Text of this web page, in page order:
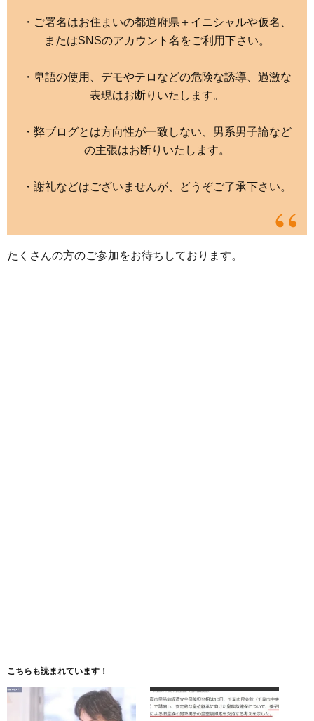
・ご署名はお住まいの都道府県＋イニシャルや仮名、
またはSNSのアカウント名をご利用下さい。
・卑語の使用、デモやテロなどの危険な誘導、過激な
表現はお断りいたします。
・弊ブログとは方向性が一致しない、男系男子論など
の主張はお断りいたします。
・謝礼などはございませんが、どうぞご了承下さい。
たくさんの方のご参加をお待ちしております。
こちらも読まれています！